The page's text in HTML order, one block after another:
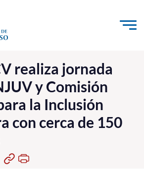
al contenido
e Innovación
Medio
realiza jornada
y Comisión
la Inclusión
con cerca de 150